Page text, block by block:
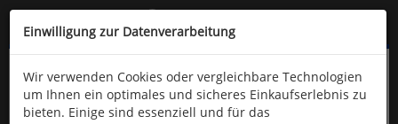
Kompletten Head der Seite überspringen
oder (06766) 9323-960
Einwilligung zur Datenverarbeitung
Wir verwenden Cookies oder vergleichbare Technologien
um Ihnen ein optimales und sicheres Einkaufserlebnis zu
bieten. Einige sind essenziell und für das